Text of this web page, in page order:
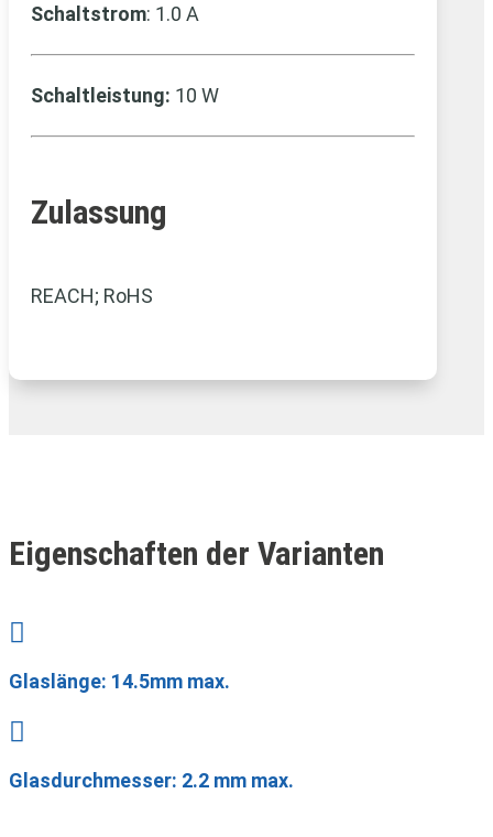
Schaltstrom: 1.0 A
Schaltleistung: 10 W
Zulassung
REACH; RoHS
Eigenschaften der Varianten

Glaslänge: 14.5mm max.

Glasdurchmesser: 2.2 mm max.